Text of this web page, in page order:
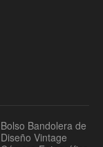
Bolso Bandolera de
Diseño Vintage